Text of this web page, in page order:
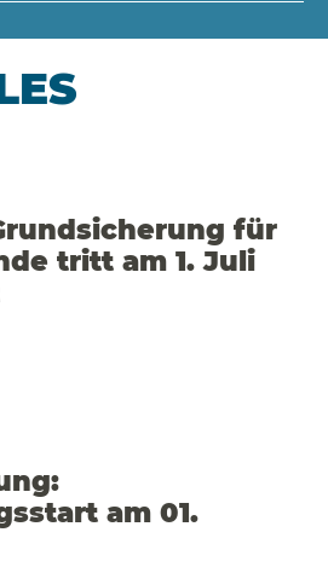
für
tritt am 1. Juli
am 01.